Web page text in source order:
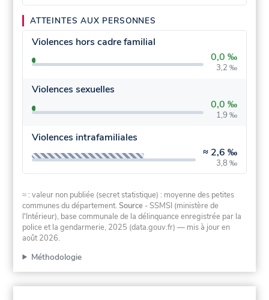
ATTEINTES AUX PERSONNES
Violences hors cadre familial
0,0 ‰
3,2 ‰
Violences sexuelles
0,0 ‰
1,9 ‰
Violences intrafamiliales
≈ 2,6 ‰
3,8 ‰
≈ : valeur non publiée (secret statistique) : moyenne des petites
communes du département.Source - SSMSI (ministère de
l'Intérieur), base communale de la délinquance enregistrée par la
police et la gendarmerie, 2025 (data.gouv.fr) — mis à jour en
août 2026.
Méthodologie